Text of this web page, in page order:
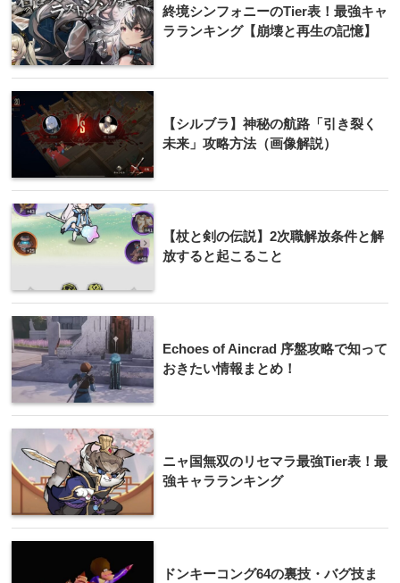
終境シンフォニーのTier表！最強キャ
ラランキング【崩壊と再生の記憶】
【シルブラ】神秘の航路「引き裂く
未来」攻略方法（画像解説）
【杖と剣の伝説】2次職解放条件と解
放すると起こること
Echoes of Aincrad 序盤攻略で知って
おきたい情報まとめ！
ニャ国無双のリセマラ最強Tier表！最
強キャラランキング
ドンキーコング64の裏技・バグ技ま